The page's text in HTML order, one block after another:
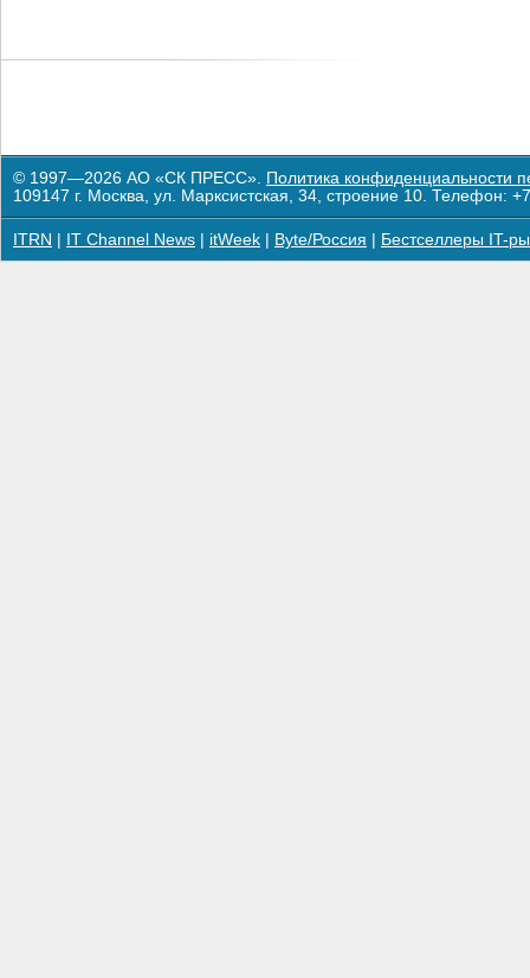
© 1997—2026 АО «СК ПРЕСС». Политика конфиденциальности
109147 г. Москва, ул. Марксистская, 34, строение 10. Телефон:
ITRN IT Channel News itWeek Byte/Россия Бестселлеры IT-